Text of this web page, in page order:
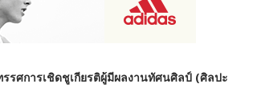
ศการเชิดชูเกียรติผู้มีผลงานทัศนศิลป์ (ศิลปะ